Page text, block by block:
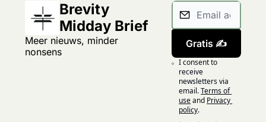
Brevity
Midday Brief
Meer nieuws, minder
nonsens
Gratis ✍️
I consent to
receive
newsletters via
email.Terms of
useand Privacy
policy.